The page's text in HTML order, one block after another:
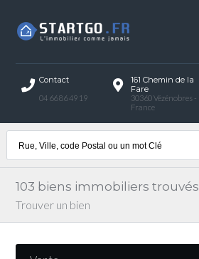
Contact
04 66 86 49 19
161 Chemin de la
Fare
30360 Vézénobres -
France
103 biens immobiliers trouvés
Trouver un bien